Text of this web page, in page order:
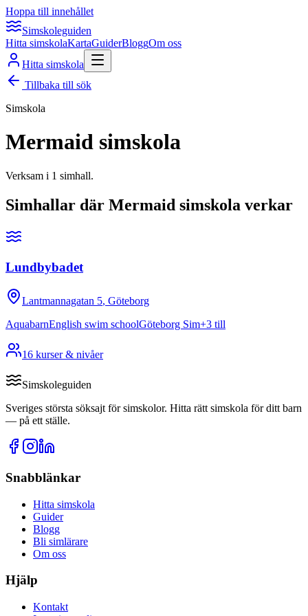
Hoppa till innehållet
Simskoleguiden
Hitta simskolaKartaGuiderBloggOm oss
Hitta simskola
Tillbaka till sök
Simskola
Mermaid simskola
Verksam i 1 simhall.
Simhallar där Mermaid simskola verkar
Lundbybadet
Lantmannagatan 5, Göteborg
AquabarnEnglish swim schoolGöteborg Sim+3 till
16 kurser & nivåer
Simskoleguiden
Sveriges största söksajt för simskolor. Hitta rätt simskola för ditt barn
— på ett ställe.
Snabblänkar
Hitta simskola
Guider
Blogg
Bli simlärare
Om oss
Hjälp
Kontakt